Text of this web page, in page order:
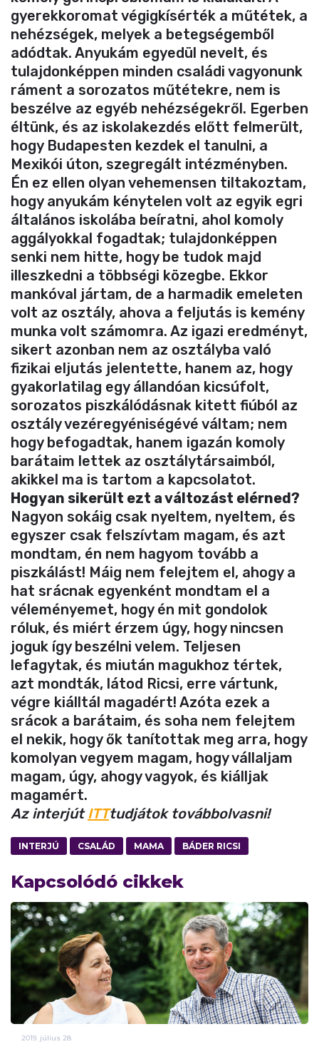
gyerekkoromat végigkísérték a műtétek, a
nehézségek, melyek a betegségemből
adódtak. Anyukám egyedül nevelt, és
tulajdonképpen minden családi vagyonunk
ráment a sorozatos műtétekre, nem is
beszélve az egyéb nehézségekről. Egerben
éltünk, és az iskolakezdés előtt felmerült,
hogy Budapesten kezdek el tanulni, a
Mexikói úton, szegregált intézményben.
Én ez ellen olyan vehemensen tiltakoztam,
hogy anyukám kénytelen volt az egyik egri
általános iskolába beíratni, ahol komoly
aggályokkal fogadtak; tulajdonképpen
senki nem hitte, hogy be tudok majd
illeszkedni a többségi közegbe. Ekkor
mankóval jártam, de a harmadik emeleten
volt az osztály, ahova a feljutás is kemény
munka volt számomra. Az igazi eredményt,
sikert azonban nem az osztályba való
fizikai eljutás jelentette, hanem az, hogy
gyakorlatilag egy állandóan kicsúfolt,
sorozatos piszkálódásnak kitett fiúból az
osztály vezéregyéniségévé váltam; nem
hogy befogadtak, hanem igazán komoly
barátaim lettek az osztálytársaimból,
akikkel ma is tartom a kapcsolatot.
Hogyan sikerült ezt a változást elérned?
Nagyon sokáig csak nyeltem, nyeltem, és
egyszer csak felszívtam magam, és azt
mondtam, én nem hagyom tovább a
piszkálást! Máig nem felejtem el, ahogy a
hat srácnak egyenként mondtam el a
véleményemet, hogy én mit gondolok
róluk, és miért érzem úgy, hogy nincsen
joguk így beszélni velem. Teljesen
lefagytak, és miután magukhoz tértek,
azt mondták, látod Ricsi, erre vártunk,
végre kiálltál magadért! Azóta ezek a
srácok a barátaim, és soha nem felejtem
el nekik, hogy ők tanítottak meg arra, hogy
komolyan vegyem magam, hogy vállaljam
magam, úgy, ahogy vagyok, és kiálljak
magamért.
Az interjútITTtudjátok továbbolvasni!
INTERJÚ CSALÁD MAMA BÁDER RICSI
Kapcsolódó cikkek
2019. július 28.